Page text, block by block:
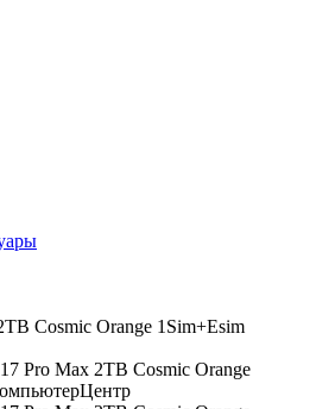
Cosmic Orange 1Sim+Esim